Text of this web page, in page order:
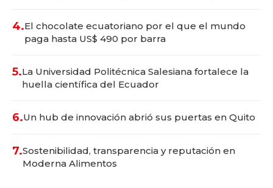
4.El chocolate ecuatoriano por el que el mundo
paga hasta US$ 490 por barra
5.La Universidad Politécnica Salesiana fortalece la
huella científica del Ecuador
6.Un hub de innovación abrió sus puertas en Quito
7.Sostenibilidad, transparencia y reputación en
Moderna Alimentos